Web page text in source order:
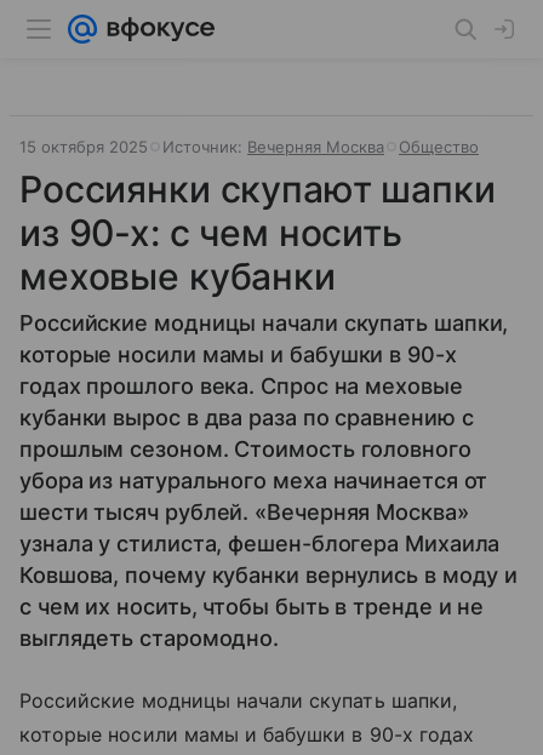
15 октября 2025 Источник: Вечерняя Москва Общество
Россиянки скупают шапки
из 90-х: с чем носить
меховые кубанки
Российские модницы начали скупать шапки,
которые носили мамы и бабушки в 90-х
годах прошлого века. Спрос на меховые
кубанки вырос в два раза по сравнению с
прошлым сезоном. Стоимость головного
убора из натурального меха начинается от
шести тысяч рублей. «Вечерняя Москва»
узнала у стилиста, фешен-блогера Михаила
Ковшова, почему кубанки вернулись в моду и
с чем их носить, чтобы быть в тренде и не
выглядеть старомодно.
Российские модницы начали скупать шапки,
которые носили мамы и бабушки в 90-х годах